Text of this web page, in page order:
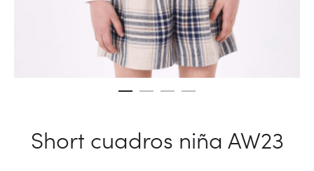
Short cuadros niña AW23